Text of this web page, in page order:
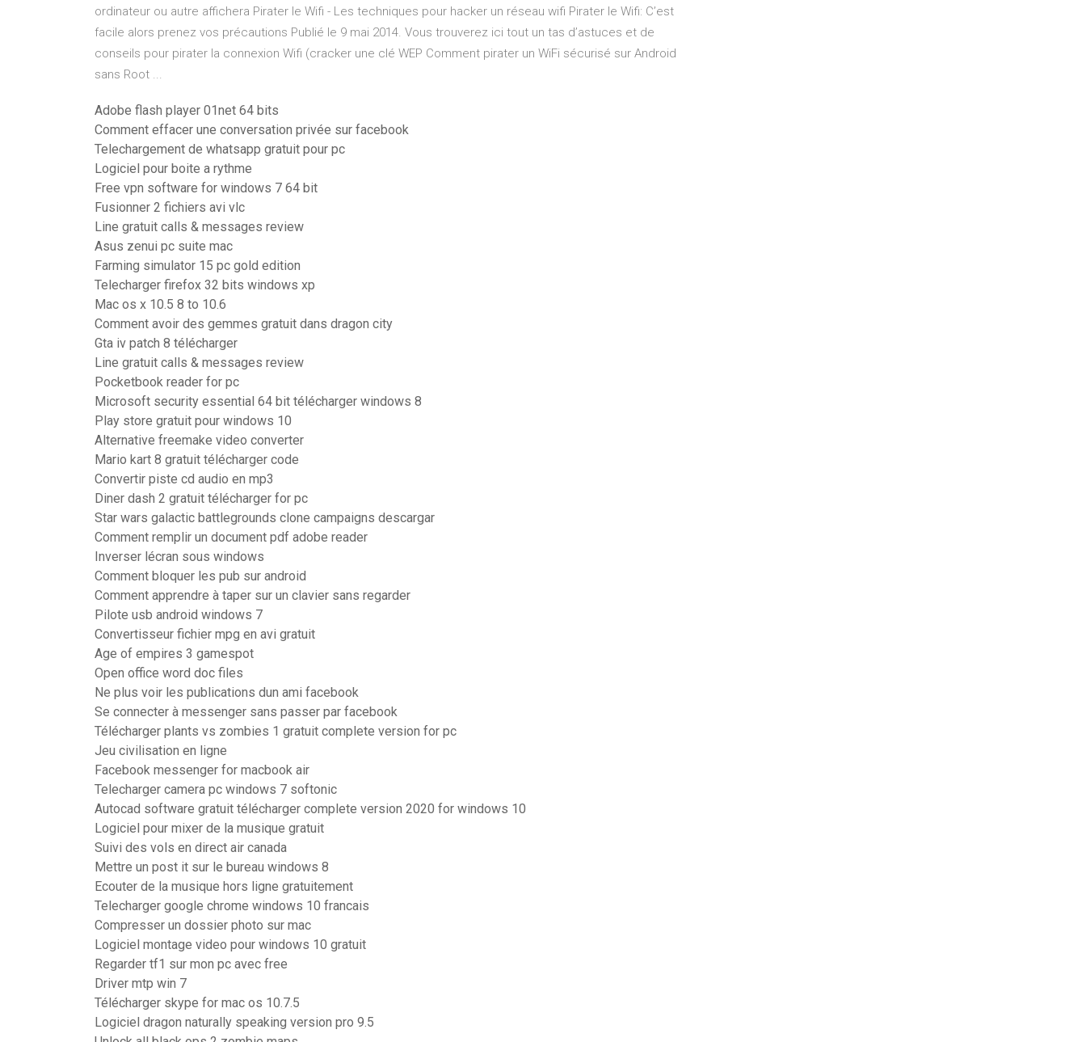
ordinateur ou autre affichera Pirater le Wifi - Les techniques pour hacker un réseau wifi Pirater le Wifi: C’est
facile alors prenez vos précautions Publié le 9 mai 2014. Vous trouverez ici tout un tas d’astuces et de
conseils pour pirater la connexion Wifi (cracker une clé WEP Comment pirater un WiFi sécurisé sur Android
sans Root ...
Adobe flash player 01net 64 bits
Comment effacer une conversation privée sur facebook
Telechargement de whatsapp gratuit pour pc
Logiciel pour boite a rythme
Free vpn software for windows 7 64 bit
Fusionner 2 fichiers avi vlc
Line gratuit calls & messages review
Asus zenui pc suite mac
Farming simulator 15 pc gold edition
Telecharger firefox 32 bits windows xp
Mac os x 10.5 8 to 10.6
Comment avoir des gemmes gratuit dans dragon city
Gta iv patch 8 télécharger
Line gratuit calls & messages review
Pocketbook reader for pc
Microsoft security essential 64 bit télécharger windows 8
Play store gratuit pour windows 10
Alternative freemake video converter
Mario kart 8 gratuit télécharger code
Convertir piste cd audio en mp3
Diner dash 2 gratuit télécharger for pc
Star wars galactic battlegrounds clone campaigns descargar
Comment remplir un document pdf adobe reader
Inverser lécran sous windows
Comment bloquer les pub sur android
Comment apprendre à taper sur un clavier sans regarder
Pilote usb android windows 7
Convertisseur fichier mpg en avi gratuit
Age of empires 3 gamespot
Open office word doc files
Ne plus voir les publications dun ami facebook
Se connecter à messenger sans passer par facebook
Télécharger plants vs zombies 1 gratuit complete version for pc
Jeu civilisation en ligne
Facebook messenger for macbook air
Telecharger camera pc windows 7 softonic
Autocad software gratuit télécharger complete version 2020 for windows 10
Logiciel pour mixer de la musique gratuit
Suivi des vols en direct air canada
Mettre un post it sur le bureau windows 8
Ecouter de la musique hors ligne gratuitement
Telecharger google chrome windows 10 francais
Compresser un dossier photo sur mac
Logiciel montage video pour windows 10 gratuit
Regarder tf1 sur mon pc avec free
Driver mtp win 7
Télécharger skype for mac os 10.7.5
Logiciel dragon naturally speaking version pro 9.5